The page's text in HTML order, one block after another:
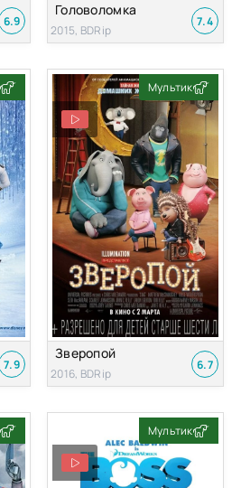
6.9
Головоломка
2015, BDRip
7.4
7.9
Мультик
Зверопой
2016, BDRip
6.7
Мультик